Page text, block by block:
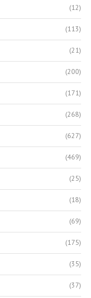
(12)
(113)
(21)
(200)
(171)
(268)
(627)
(469)
(25)
(18)
(69)
(175)
(35)
(37)